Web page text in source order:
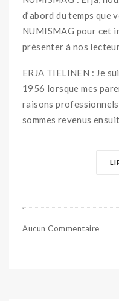
d’abord du temps que
NUMISMAG pour cet
présenter à nos
ERJA TIELINEN : Je
1956 lorsque mes
raisons
sommes revenus
Aucun Commentaire